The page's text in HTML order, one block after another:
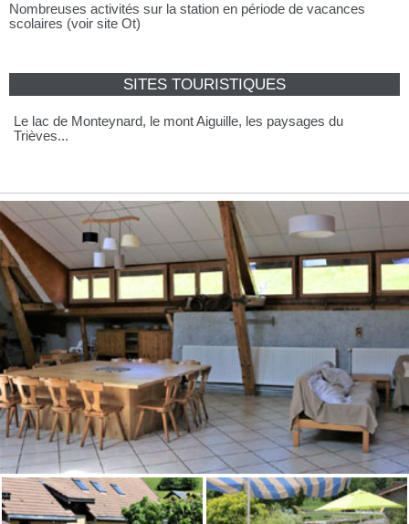
Nombreuses activités sur la station en période de vacances
scolaires (voir site Ot)
SITES TOURISTIQUES
Le lac de Monteynard, le mont Aiguille, les paysages du
Trièves...